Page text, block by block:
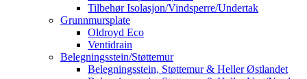
Tilbehør Isolasjon/Vindsperre/Undertak
Grunnmursplate
Oldroyd Eco
Ventidrain
Belegningsstein/Støttemur
Belegningsstein, Støttemur & Heller Østlandet